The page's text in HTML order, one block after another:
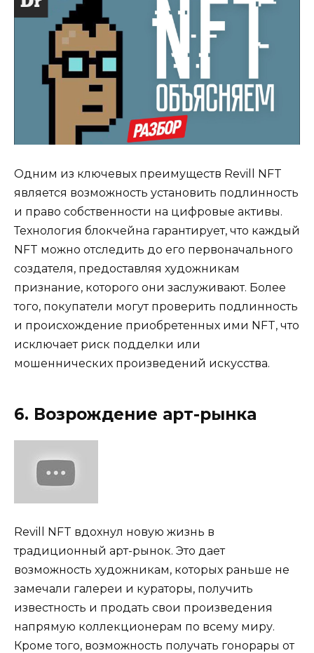
Одним из ключевых преимуществ Revill NFT
является возможность установить подлинность
и право собственности на цифровые активы.
Технология блокчейна гарантирует, что каждый
NFT можно отследить до его первоначального
создателя, предоставляя художникам
признание, которого они заслуживают. Более
того, покупатели могут проверить подлинность
и происхождение приобретенных ими NFT, что
исключает риск подделки или
мошеннических произведений искусства.
6. Возрождение арт-рынка
Revill NFT вдохнул новую жизнь в
традиционный арт-рынок. Это дает
возможность художникам, которых раньше не
замечали галереи и кураторы, получить
известность и продать свои произведения
напрямую коллекционерам по всему миру.
Кроме того, возможность получать гонорары от